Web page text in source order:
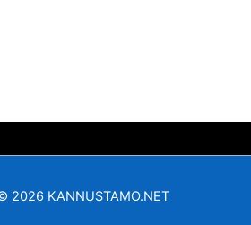
2026 KANNUSTAMO.NET